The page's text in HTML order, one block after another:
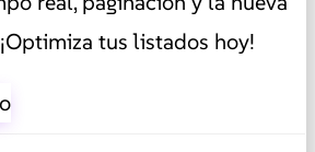
tus listados hoy!